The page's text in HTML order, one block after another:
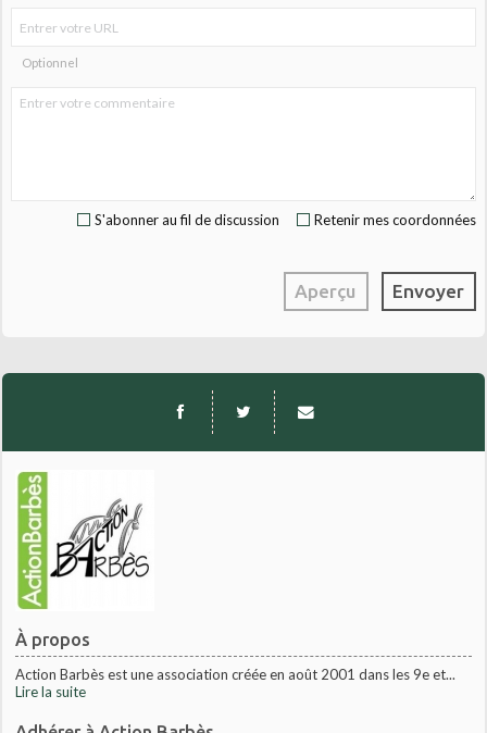
À propos
Action Barbès est une association créée en août 2001 dans les 9e et...
Lire la suite
Optionnel
Retenir mes coordonnées
S'abonner au fil de discussion